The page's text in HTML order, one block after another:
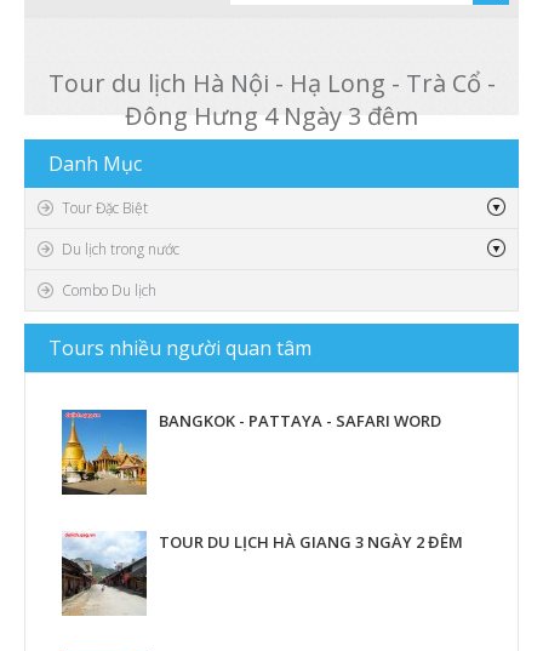
Tour Đặc Biệt
Video
Danh Mục
Tour Đặc Biệt
Du lịch trong nước
Combo Du lịch
Tours nhiều người quan tâm
BANGKOK - PATTAYA - SAFARI WORD
TOUR DU LỊCH HÀ GIANG 3 NGÀY 2 ĐÊM
Tour du lịch Hà Nội - Hạ Long - Trà Cổ -
Đông Hưng 4 Ngày 3 đêm